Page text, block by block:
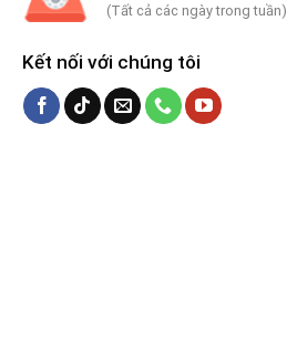
(Tất cả các ngày trong tuần)
Kết nối với chúng tôi